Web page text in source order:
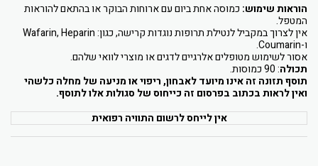
הוראות שימוש: כמוסה אחת ביום עם ארוחות הבוקר או בהתאם להוראות
המטפל.
אין לצרוך במקביל לנטילת תרופות נוגדות קרישה, כגון:Wafarin, Heparin
ו-Coumarin
.
אסור לשימוש מטופלים אלרגיים לדגים או מוצרי לוואי שלהם.
תכולה: 90 כמוסות.
תוסף תזונה זה אינו מיועד לאבחון, ריפוי או מניעה של מחלה כלשהי
ואין לראות בכתוב בפרסום זה כייחוס של סגולות אלו לתוסף.
אין לייחס לרשום התוויה רפואית